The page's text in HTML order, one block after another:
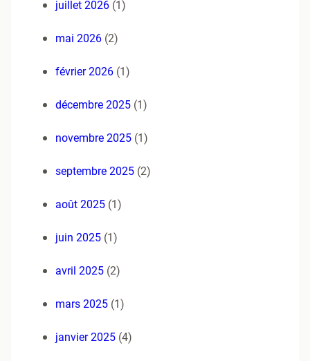
juillet 2026 (1)
mai 2026 (2)
février 2026 (1)
décembre 2025 (1)
novembre 2025 (1)
septembre 2025 (2)
août 2025 (1)
juin 2025 (1)
avril 2025 (2)
mars 2025 (1)
janvier 2025 (4)